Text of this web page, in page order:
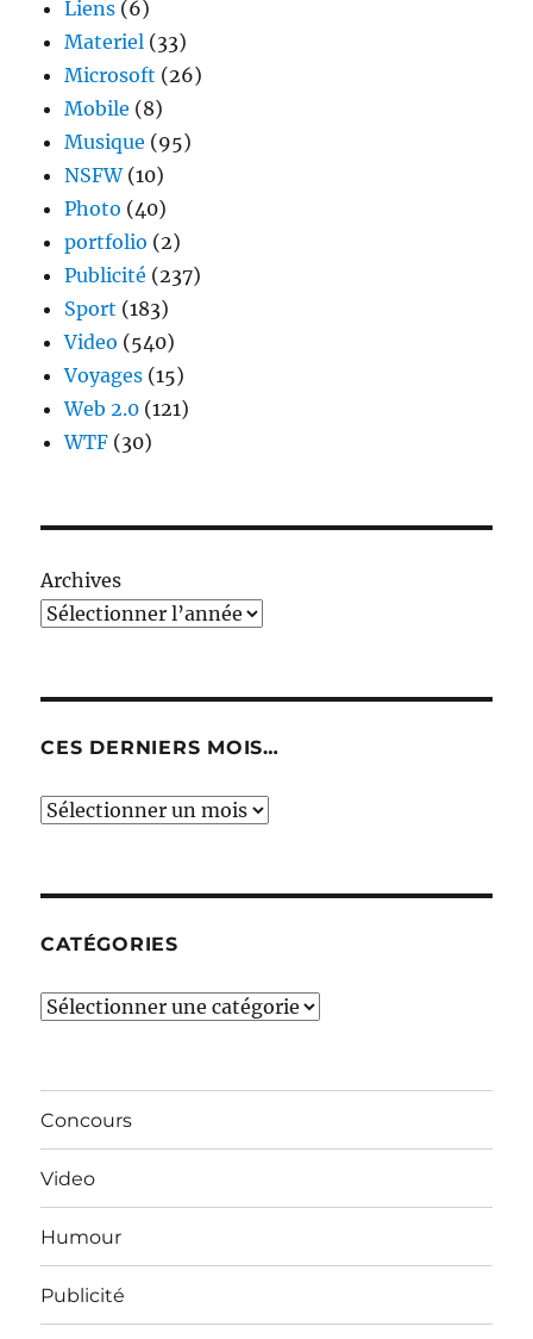
Liens (6)
Materiel (33)
Microsoft (26)
Mobile (8)
Musique (95)
NSFW(10)
Photo (40)
portfolio (2)
Publicité (237)
Sport (183)
Video (540)
Voyages (15)
Web 2.0 (121)
WTF (30)
Archives
CES DERNIERS MOIS…
Ces
CATÉGORIES
Catégories
Concours
Video
Humour
Publicité